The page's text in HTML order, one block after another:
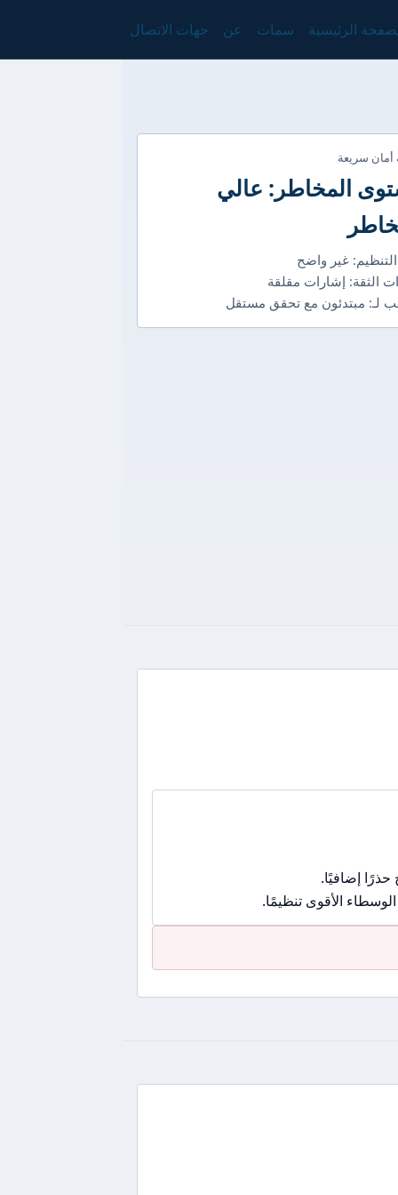
الرئيسية سمات عن جهات الاتصال
أمان سريعة
المخاطر: عالي
غير واضح
الثقة: إشارات مقلقة
لـ: مبتدئون مع تحقق مستقل
إضافيًا.
الأقوى تنظيمًا.